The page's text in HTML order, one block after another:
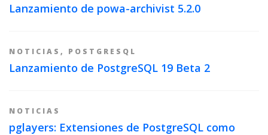
Lanzamiento de powa-archivist 5.2.0
NOTICIAS , POSTGRESQL
Lanzamiento de PostgreSQL 19 Beta 2
NOTICIAS
pglayers: Extensiones de PostgreSQL como